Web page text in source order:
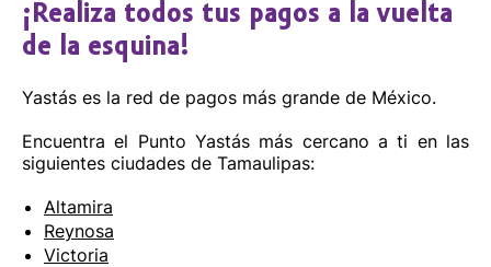
¡Realiza todos tus pagos a la vuelta
de la esquina!
Yastás es la red de pagos más grande de México.
Encuentra el Punto Yastás más cercano a ti en las
siguientes ciudades de Tamaulipas:
Altamira
Reynosa
Victoria